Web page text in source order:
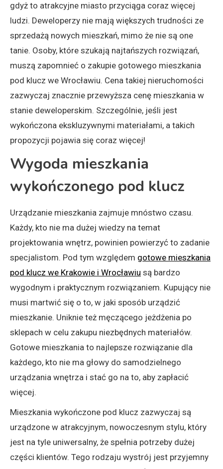
gdyż to atrakcyjne miasto przyciąga coraz więcej
ludzi. Deweloperzy nie mają większych trudności ze
sprzedażą nowych mieszkań, mimo że nie są one
tanie. Osoby, które szukają najtańszych rozwiązań,
muszą zapomnieć o zakupie gotowego mieszkania
pod klucz we Wrocławiu. Cena takiej nieruchomości
zazwyczaj znacznie przewyższa cenę mieszkania w
stanie deweloperskim. Szczególnie, jeśli jest
wykończona ekskluzywnymi materiałami, a takich
propozycji pojawia się coraz więcej!
Wygoda mieszkania
wykończonego pod klucz
Urządzanie mieszkania zajmuje mnóstwo czasu.
Każdy, kto nie ma dużej wiedzy na temat
projektowania wnętrz, powinien powierzyć to zadanie
specjalistom. Pod tym względem gotowe mieszkania
pod klucz we Krakowie i Wrocławiu są bardzo
wygodnym i praktycznym rozwiązaniem. Kupujący nie
musi martwić się o to, w jaki sposób urządzić
mieszkanie. Uniknie też męczącego jeżdżenia po
sklepach w celu zakupu niezbędnych materiałów.
Gotowe mieszkania to najlepsze rozwiązanie dla
każdego, kto nie ma głowy do samodzielnego
urządzania wnętrza i stać go na to, aby zapłacić
więcej.
Mieszkania wykończone pod klucz zazwyczaj są
urządzone w atrakcyjnym, nowoczesnym stylu, który
jest na tyle uniwersalny, że spełnia potrzeby dużej
części klientów. Tego rodzaju wystrój jest przyjemny